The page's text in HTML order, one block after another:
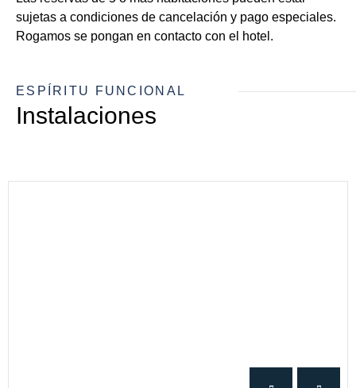
sujetas a condiciones de cancelación y pago especiales.
Rogamos se pongan en contacto con el hotel.
ESPÍRITU FUNCIONAL
Instalaciones